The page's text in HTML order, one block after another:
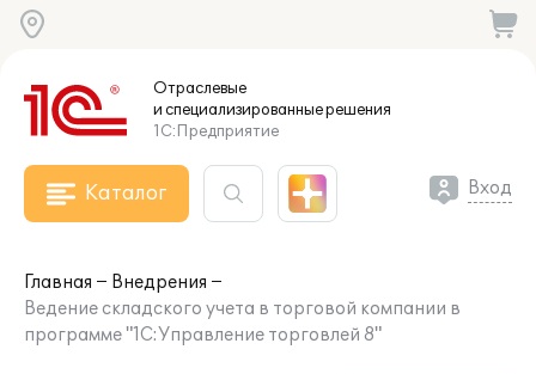
Отраслевые
и специализированныерешения
1С:Предприятие
Каталог Вход
Главная
Внедрения
Ведение складского учета в торговой компании в
программе "1С:Управление торговлей 8"